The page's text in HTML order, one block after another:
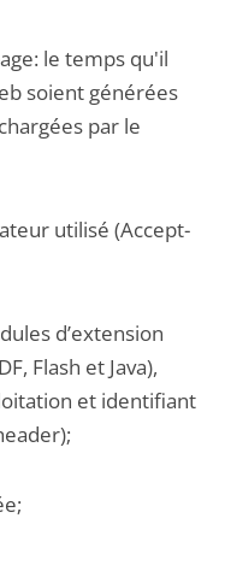
le temps qu'il
soient générées
par le
utilisé (Accept-
d’extension
Flash et Java),
et identifiant